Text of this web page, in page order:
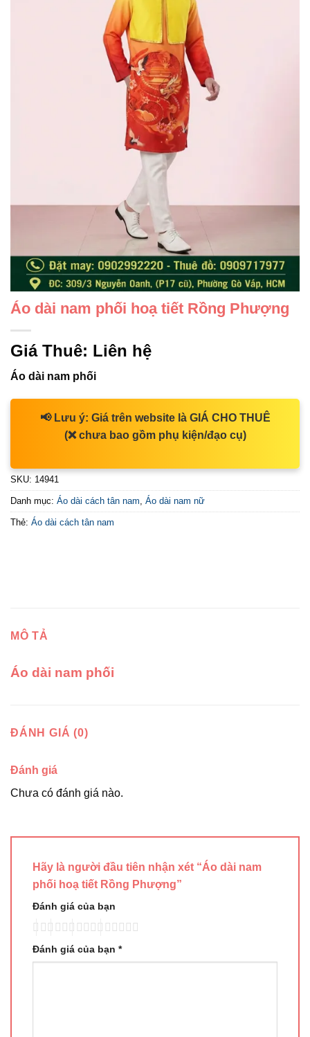
Áo dài nam phối hoạ tiết Rồng Phượng
Giá Thuê: Liên hệ
Áo dài nam phối
📢 Lưu ý: Giá trên website là GIÁ CHO THUÊ
(❌ chưa bao gồm phụ kiện/đạo cụ)
SKU: 14941
Danh mục: Áo dài cách tân nam, Áo dài nam nữ
Thẻ: Áo dài cách tân nam
MÔ TẢ
Áo dài nam phối
ĐÁNH GIÁ (0)
Đánh giá
Chưa có đánh giá nào.
Hãy là người đầu tiên nhận xét “Áo dài nam
phối hoạ tiết Rồng Phượng”
Đánh giá của bạn
Đánh giá của bạn *